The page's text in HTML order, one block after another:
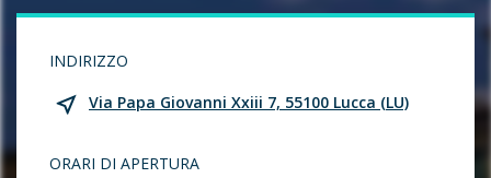
INDIRIZZO
Via Papa Giovanni Xxiii 7, 55100 Lucca (LU)
ORARI DI APERTURA